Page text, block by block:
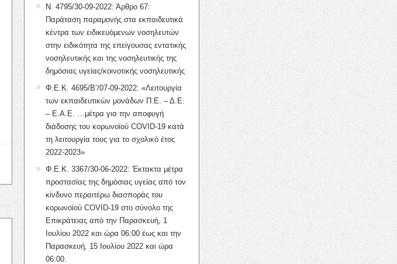
Ν. 4795/30-09-2022: Άρθρο 67:
Παράταση παραμονής στα εκπαιδευτικά
κέντρα των ειδικευόμενων νοσηλευτών
στην ειδικότητα της επείγουσας εντατικής
νοσηλευτικής και της νοσηλευτικής της
δημόσιας υγείας/κοινοτικής νοσηλευτικής
Φ.Ε.Κ. 4695/Β’/07-09-2022: «Λειτουργία
των εκπαιδευτικών μονάδων Π.Ε. – Δ.Ε.
– Ε.Α.Ε. …μέτρα για την αποφυγή
διάδοσης του κορωνοϊού COVID-19 κατά
τη λειτουργία τους για το σχολικό έτος
2022-2023»
Φ.Ε.Κ. 3367/30-06-2022: Έκτακτα μέτρα
προστασίας της δημόσιας υγείας από τον
κίνδυνο περαιτέρω διασποράς του
κορωνοϊού COVID-19 στο σύνολο της
Επικράτειας από την Παρασκευή, 1
Ιουλίου 2022 και ώρα 06:00 έως και την
Παρασκευή, 15 Ιουλίου 2022 και ώρα
06:00.